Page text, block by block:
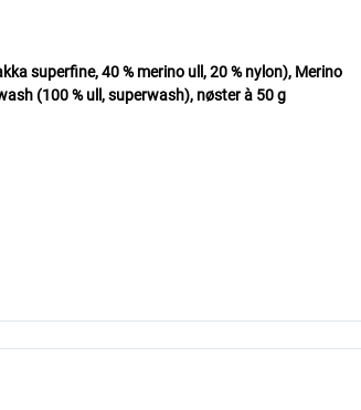
superfine, 40 % merino ull, 20 % nylon), Merino
(100 % ull, superwash), nøster à 50 g